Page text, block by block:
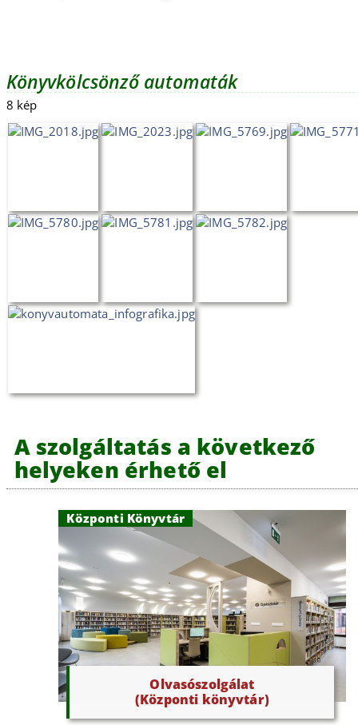
Könyvkölcsönző automaták
8 kép
A szolgáltatás a következő
helyeken érhető el
Központi Könyvtár
Olvasószolgálat
(Központi könyvtár)